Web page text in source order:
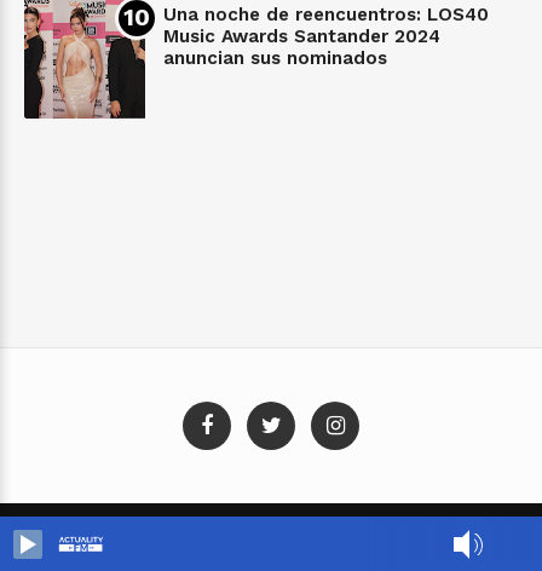
Una noche de reencuentros: LOS40
Music Awards Santander 2024
anuncian sus nominados
Templatezy